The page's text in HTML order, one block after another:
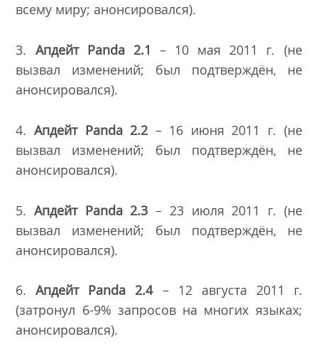
всему миру; анонсировался).
3. Апдейт Panda2.1
– 10 мая 2011 г. (не
вызвал изменений; был подтверждён, не
анонсировался).
4. Апдейт Panda2.2 – 16 июня 2011 г. (не
вызвал изменений; был подтверждён, не
анонсировался).
5.Апдейт Panda2.3 – 23 июля 2011 г. (не
вызвал изменений; был подтверждён, не
анонсировался).
6.Апдейт Panda 2.4– 12 августа 2011 г.
(затронул 6-9% запросов на многих языках;
анонсировался).